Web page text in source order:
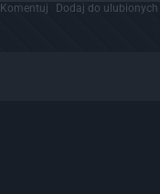
Komentuj Dodaj do ulubionych